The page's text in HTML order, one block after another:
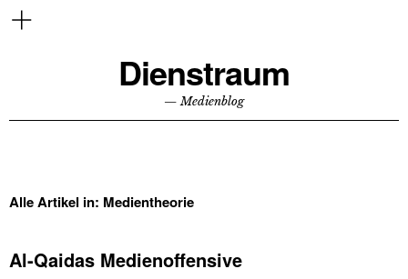
Dienstraum
— Medienblog
Alle Artikel in: Medientheorie
Al-Qaidas Medienoffensive